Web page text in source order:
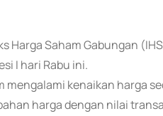
Harga Saham Gabungan
I hari Rabu ini.
mengalami kenaikan harga
harga dengan nilai